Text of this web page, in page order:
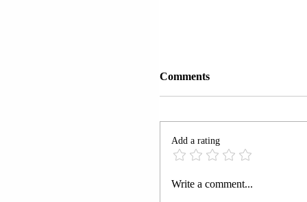
KRYEMINISTRI
Comments
Add a rating
Write a comment...